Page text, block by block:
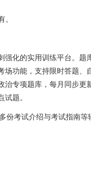
。
强化的实用训练平台。题
功能，支持限时答题、
治专项题库，每月同步更
题。
考试介绍与考试指南等